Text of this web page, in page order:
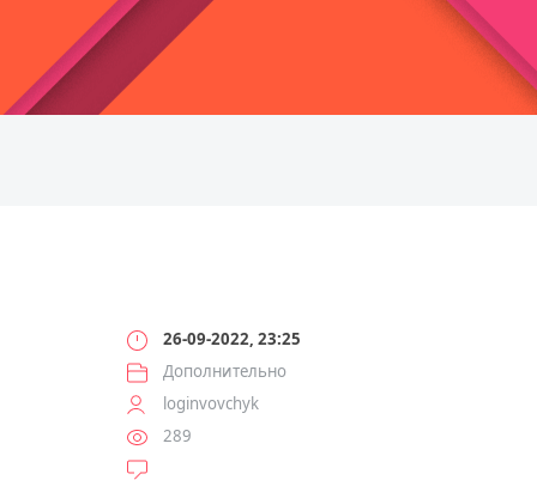
26-09-2022, 23:25
Дополнительно
loginvovchyk
289